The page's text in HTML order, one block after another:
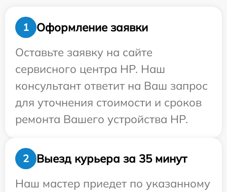
1
Оформление заявки
Оставьте заявку на сайте
сервисного центра HP. Наш
консультант ответит на Ваш запрос
для уточнения стоимости и сроков
ремонта Вашего устройства HP.
2
Выезд курьера за 35 минут
Наш мастер приедет по указанному